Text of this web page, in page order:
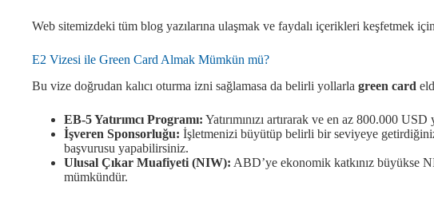
Web sitemizdeki tüm blog yazılarına ulaşmak ve faydalı içerikleri keşfetmek için
E2 Vizesi ile Green Card Almak Mümkün mü?
Bu vize doğrudan kalıcı oturma izni sağlamasa da belirli yollarla green card
EB-5 Yatırımcı Programı: Yatırımınızı artırarak ve en az 800.000
İşveren Sponsorluğu: İşletmenizi büyütüp belirli bir seviyeye
başvurusu yapabilirsiniz.
Ulusal Çıkar Muafiyeti (NIW): ABD’ye ekonomik katkınız büyükse
mümkündür.